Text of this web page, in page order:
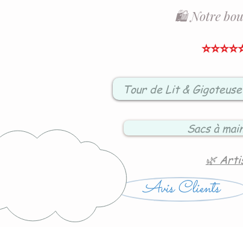
🛍️ Notre
Tour de Lit & Gigoteuse
Sacs à
🌿
Avis Clients